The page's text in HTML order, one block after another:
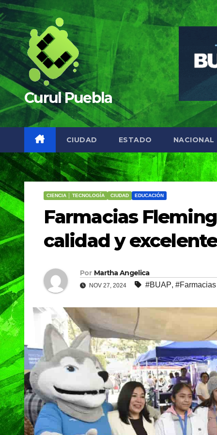
Saltar
al
contenido
Curul Puebla
CIUDAD ESTADO NACIONAL
CIENCIA │ TECNOLOGÍA CIUDAD EDUCACIÓN
Farmacias
calidad y
Por Martha Angelica
NOV 27, 2024 #BUAP,